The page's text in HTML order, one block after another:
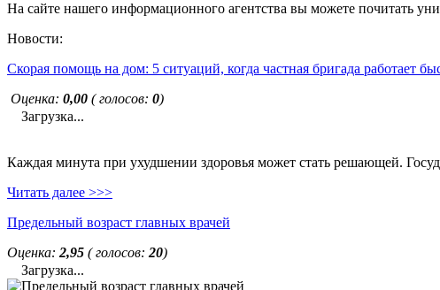
На сайте нашего информационного агентства вы можете почитать
Новости:
Скорая помощь на дом: 5 ситуаций, когда частная бригада работает
Оценка: 0,00 ( голосов: 0)
Загрузка...
Каждая минута при ухудшении здоровья может стать решающей.
Читать далее >>>
Предельный возраст главных врачей
Оценка: 2,95 ( голосов: 20)
Загрузка...